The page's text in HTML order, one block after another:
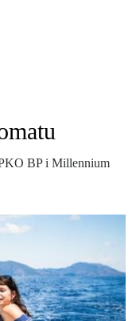
BP i Millennium